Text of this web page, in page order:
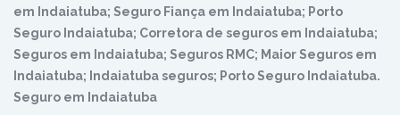
em Indaiatuba; Seguro Fiança em Indaiatuba; Porto
Seguro Indaiatuba; Corretora de seguros em Indaiatuba;
Seguros em Indaiatuba; Seguros RMC; Maior Seguros em
Indaiatuba; Indaiatuba seguros; Porto Seguro Indaiatuba.
Seguro em Indaiatuba